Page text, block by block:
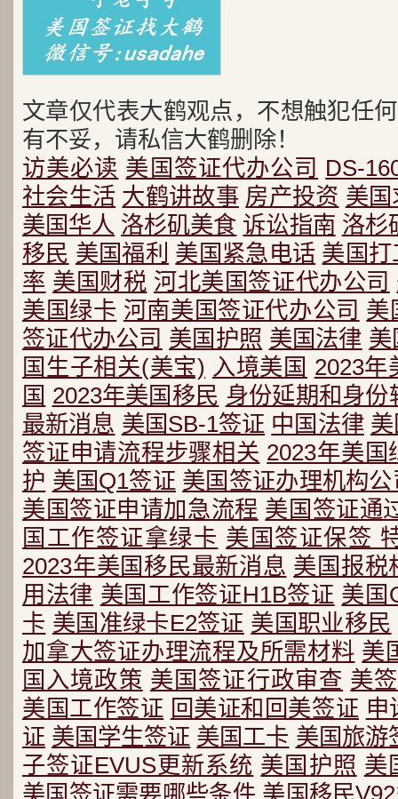
文章仅代表大鹤观点，不想触犯任
有不妥，请私信大鹤删除！
访美必读 美国签证代办公司 DS-
社会生活 大鹤讲故事 房产投资 美
美国华人 洛杉矶美食 诉讼指南 洛杉
移民 美国福利 美国紧急电话 美国
率 美国财税 河北美国签证代办公司
美国绿卡 河南美国签证代办公司 美
签证代办公司 美国护照 美国法律 美
国生子相关(美宝) 入境美国 2023年
国 2023年美国移民 身份延期和身份
最新消息 美国SB-1签证 中国法律
签证申请流程步骤相关 2023年美国
护 美国Q1签证 美国签证办理机构公
美国签证申请加急流程 美国签证通
国工作签证拿绿卡 美国签证保签
2023年美国移民最新消息 美国报税
用法律 美国工作签证H1B签证 美国
卡 美国准绿卡E2签证 美国职业移民
加拿大签证办理流程及所需材料 美
国入境政策 美国签证行政审查 美
美国工作签证 回美证和回美签证 申
证 美国学生签证 美国工卡 美国旅游
子签证EVUS更新系统 美国护照 美
美国签证需要哪些条件 美国移民